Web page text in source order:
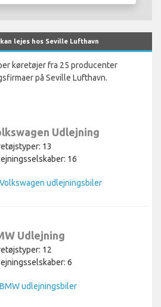
lejes hos Seville Lufthavn
køretøjer fra 25 producenter
på Seville Lufthavn.
Udlejning
13
16
udlejningsbiler
Udlejning
12
6
udlejningsbiler